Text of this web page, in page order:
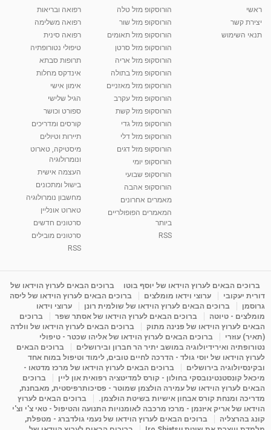
מאת Shahar-vod 2 שנים
10:17
קרין גורן - העוגה המתגלצ’ת ללא קמח
38.5k צפיות
01:37
יוסי שר - מתמחה בשיטת אלכסנדר וטאי צ'י
2,738 צפיות
01:46
רנה רז-גילו -טיפול אנרגטי ויעוץ רוחני - נומרולוגית
2,315 צפיות
05:37
סודות בתאריך הלידה, משמעות חודש הלידה -
ינואר זינה ליבשיץ נומרולוגית
ליסה גרוסמן - המרכז לאימון התנהגותי - קשב
09:12
מדיטציה בדמיון מודרך - היכרות עם האני הפנימי
מאת admin 11 שנים 3,654 צפיות
פנינה מתוק - מרכז "נתיב הלב" בהרצליה-
מדיטציה-התחדשות
Shahar-vod
ראשי
יצירת קשר
תנאי השימוש
הורוסקופ מזל טלה
הורוסקופ מזל שור
הורוסקופ מזל תאומים
הורוסקופ מזל סרטן
הורוסקופ מזל אריה
הורוסקופ מזל בתולה
הורוסקופ מזל מאזניים
הורוסקופ מזל עקרב
הורוסקופ מזל קשת
הורוסקופ מזל גדי
הורוסקופ מזל דלי
הורוסקופ מזל דגים
הורוסקופ יומי
הורוסקופ שבועי
הורוסקופ אהבה
מאמרים אחרונים
המאמרים הפופולריים
ביותר
RSS
רפואה ובריאות
רפואה משלימה
רפואה סינית
טיפולי נטורופתיה
תרופות סבתא
אינדקס מחלות
אימון אישי
הגיל שלישי
ספורט וכושר
קורסים ומדריכים
תיירות וטיולים
מיסטיקה, טארוט
ונומרולוגיה
העצמה אישית
בישול ומתכונים
מחשבון נומרולוגיה
טארוט אונליין
סרטונים חדשים
סרטונים מובילים
RSS
ברוכים הבאים לערוץ הוידאו של יוסף בוטו
ברוכים הבאים לערוץ הוידאו של
דורית יעקובי
ערוצי וידאו מומלצים
ברוכים הבאים לערוץ הוידאו של ליסה
גרוסמן
ברוכים הבאים לערוץ הוידאו של שולמית רונן
ערוצי וידאו
מומלצים - טיוטה
ברוכים הבאים לערוץ הוידאו של אסתר שפר
ברוכים
הבאים לערוץ הוידאו של פנינה מתוק
ברוכים הבאים לערוץ הוידאו של וולדה
(תאיר) עוזרי
ברוכים הבאים לערוץ הוידאו של אליהו שכטר - טיפולי
נטורופתיה ואירידיולוגיה במושב יתיר הר חברון ובירושלים
ברוכים הבאים
לערוץ הוידאו של יוסי גולד - הדרכה לחיים טובים, לימוד וטיפול במוח אחד
ובקינסיולוגיה בירושלים
ברוכים הבאים לערוץ הוידאו של מרכז מדטאו -
מיכאל קונסטנטינובסקי בחולון - קורס למדיטציה רפואית און ליין
ברוכים
הבאים לערוץ הוידאו של עמירה הולצמן שמוטר - פסיכותרפיסטית, מאבחנת,
מדריכה ומנחת קורס אבחון אישיות בשיטת הולצמן.
ברוכים הבאים לערוץ
הוידאו של אריק איזנמן - מרכז מרכבה לאומנויות התנועה והטיפול - טאי צ'י וצ'י
קונג בהרצליה
ברוכים הבאים לערוץ הוידאו של נעמי גולדברג - מטפלת,